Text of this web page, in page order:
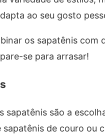
ao seu gosto
os sapatênis
se para arrasar!
sapatênis são a
de couro ou